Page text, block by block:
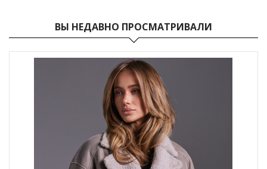
ВЫ НЕДАВНО ПРОСМАТРИВАЛИ